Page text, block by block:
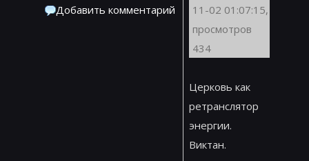
Добавить комментарий
11-02 01:07:15,
просмотров
434
Церковь как
ретранслятор
энергии.
Виктан.